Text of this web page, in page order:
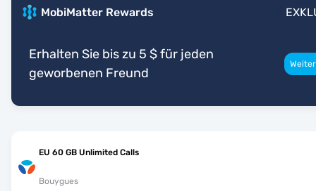
MobiMatter Rewards
Erhalten Sie bis zu 5 $ für jeden
geworbenen Freund
EU 60 GB Unlimited Calls
Bouygues